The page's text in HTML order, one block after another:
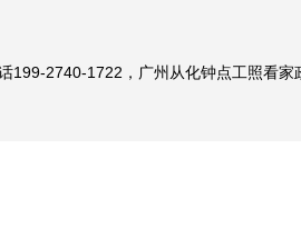
199-2740-1722，广州从化钟点工照看